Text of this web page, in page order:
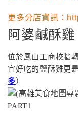
更多分店資訊：
阿婆鹹酥雞
位於鳳山工商校牆
宜好吃的鹽酥雞更
多）